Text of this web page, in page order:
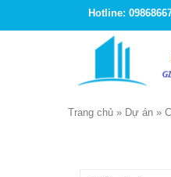
Hotline:
Trang chủ » Dự án »